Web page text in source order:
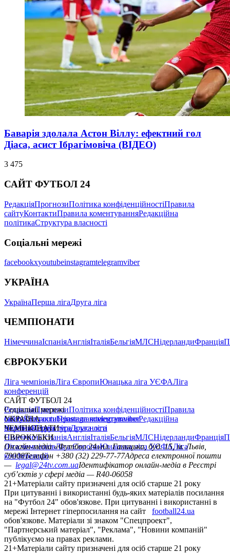
Баварія здолала Астон Віллу: ефектний гол
Діаса, асист Ібрагімовіча (ВІДЕО)
3 475
САЙТ ФУТБОЛ 24
РедакціяПрогнозиПолітика конфіденційностіПравила
сайтуКонтактиПравила коментуванняРедакційна
політикаСтруктура власності
Соціальні мережі
facebookxyoutubeinstagramtelegramviber
УКРАЇНА
УкраїнаПерша лігаДруга ліга
ЧЕМПІОНАТИ
НімеччинаІспаніяАнгліяІталіяБельгіяМЛСНідерландиФранція
ЄВРОКУБКИ
Ліга чемпіонівЛіга ЄвропиЮнацька ліга УЄФАЛіга
конференцій
САЙТ ФУТБОЛ 24
РедакціяПрогнозиПолітика конфіденційностіПравила
сайтуКонтактиПравила коментуванняРедакційна
політикаСтруктура власності
Соціальні мережі
facebookxyoutubeinstagramtelegramviber
УКРАЇНА
УкраїнаПерша лігаДруга ліга
ЧЕМПІОНАТИ
НімеччинаІспаніяАнгліяІталіяБельгіяМЛСНідерландиФранція
ЄВРОКУБКИ
Ліга чемпіонівЛіга ЄвропиЮнацька ліга УЄФАЛіга
конференцій
Онлайн-медіа «Футбол 24»пл. Галицька, буд. 15, м. Львів,
79008Телефон +380 (32) 229-77-77Адреса електронної пошти
— legal@24tv.com.uaІдентифікатор онлайн-медіа в Реєстрі
суб’єктів у сфері медіа — R40-06058
21+Матеріали сайту призначені для осіб старше 21 року
При цитуванні і використанні будь-яких матеріалів посилання
на "Футбол 24" обов'язкове. При цитуванні і використанні в
мережі Інтернет гіперпосилання на сайт
football24.ua
обов'язкове. Матеріали зі знаком "Спецпроект",
"Партнерський матеріал", "Реклама", "Новини компаній"
публікуємо на правах реклами.
21+Матеріали сайту призначені для осіб старше 21 року